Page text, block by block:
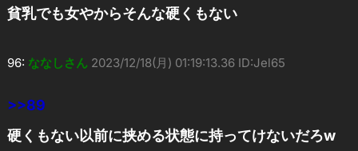
貧乳でも女やからそんな硬くもない
96: ななしさん 2023/12/18(月) 01:19:13.36 ID:Jel65
>>89
硬くもない以前に挟める状態に持ってけないだろw